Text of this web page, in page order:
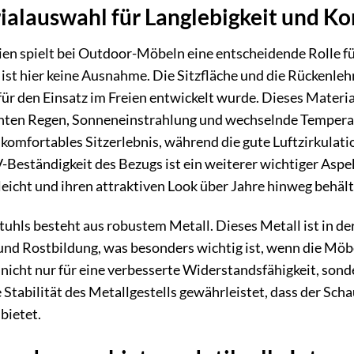
für Langlebigkeit und
spielt bei Outdoor-Möbeln eine entscheidende Rolle
hier keine Ausnahme. Die Sitzfläche und die
den Einsatz im Freien entwickelt wurde. Dieses
Regen, Sonneneinstrahlung und wechselnde
Sitzerlebnis, während die gute
des Bezugs ist ein weiterer wichtiger
und ihren attraktiven Look über Jahre hinweg
besteht aus robustem Metall. Dieses Metall ist in
Rostbildung, was besonders wichtig ist, wenn die
nur für eine verbesserte Widerstandsfähigkeit,
des Metallgestells gewährleistet, dass der